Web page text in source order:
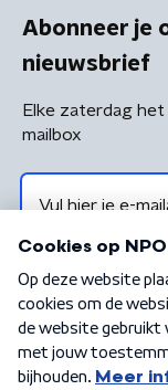
Abonneer je
nieuwsbrief
Elke zaterdag
mailbox
Algemene